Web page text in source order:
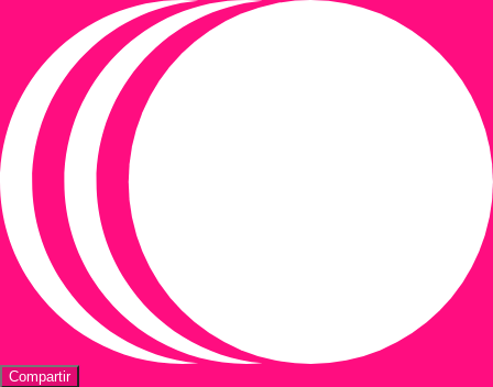
Compartir